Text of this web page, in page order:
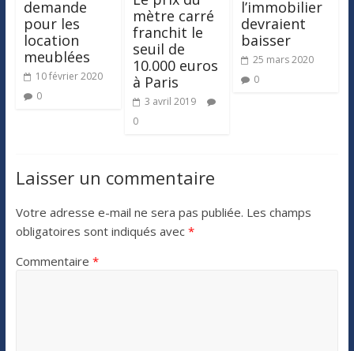
demande
pour les
location
meublées
10 février 2020
0
mètre carré
franchit le
seuil de
10.000 euros
à Paris
3 avril 2019
0
l’immobilier
devraient
baisser
25 mars 2020
0
Laisser un commentaire
Votre adresse e-mail ne sera pas publiée. Les champs
obligatoires sont indiqués avec *
Commentaire *